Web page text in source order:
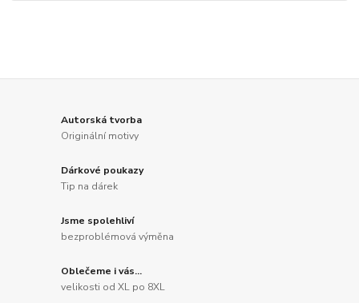
Autorská tvorba
Originální motivy
Dárkové poukazy
Tip na dárek
Jsme spolehliví
bezproblémová výměna
Oblečeme i vás...
velikosti od XL po 8XL